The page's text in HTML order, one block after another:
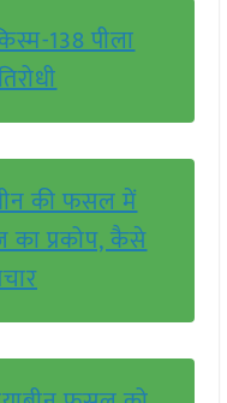
138 पीला
की फसल में
का प्रकोप, कैसे